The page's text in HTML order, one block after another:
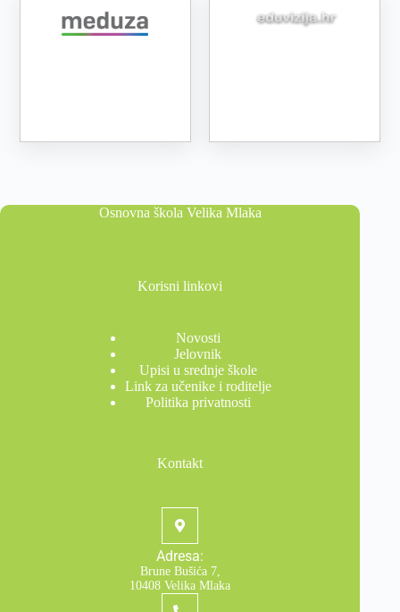
Osnovna škola Velika Mlaka
Korisni linkovi
Novosti
Jelovnik
Upisi u srednje škole
Link za učenike i roditelje
Politika privatnosti
Kontakt
Adresa:
Brune Bušića 7,
10408 Velika Mlaka